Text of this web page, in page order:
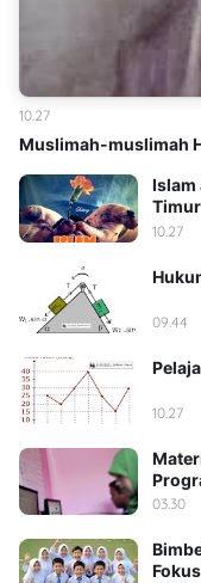
Muslimah-muslimah
10.27
Islam
Timur
10.27
09.44
10.27
03.30